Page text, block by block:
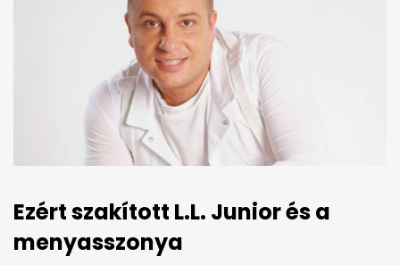
Ezért szakított L.L. Junior és a
menyasszonya